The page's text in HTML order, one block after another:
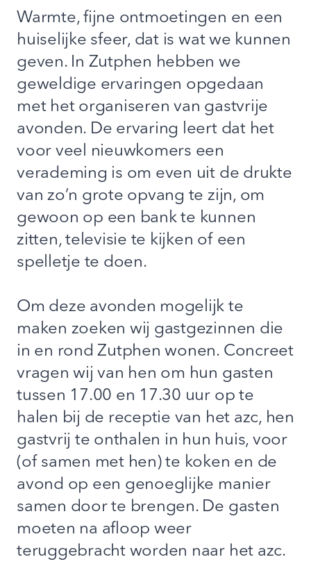
Warmte, fijne ontmoetingen en een
huiselijke sfeer, dat is wat we kunnen
geven. In Zutphen hebben we
geweldige ervaringen opgedaan
met het organiseren van gastvrije
avonden. De ervaring leert dat het
voor veel nieuwkomers een
verademing is om even uit de drukte
van zo’n grote opvang te zijn, om
gewoon op een bank te kunnen
zitten, televisie te kijken of een
spelletje te doen.
Om deze avonden mogelijk te
maken zoeken wij gastgezinnen die
in en rond Zutphen wonen. Concreet
vragen wij van hen om hun gasten
tussen 17.00 en 17.30 uur op te
halen bij de receptie van het azc, hen
gastvrij te onthalen in hun huis, voor
(of samen met hen) te koken en de
avond op een genoeglijke manier
samen door te brengen. De gasten
moeten na afloop weer
teruggebracht worden naar het azc.